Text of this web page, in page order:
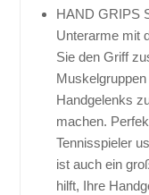
HAND GRIPS
Unterarme mit
Sie den Griff
Handgelenks
machen.
Tennisspieler
ist auch ein
hilft, Ihre